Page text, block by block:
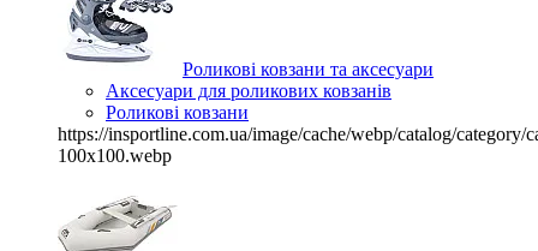
Роликові ковзани та аксесуари
Аксесуари для роликових ковзанів
Роликові ковзани
https://insportline.com.ua/image/cache/webp/catalog/category/
100x100.webp